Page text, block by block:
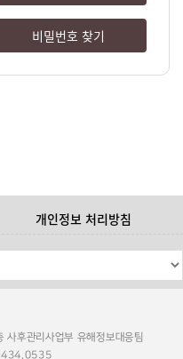
비밀번호 찾기
개인정보 처리방침
후관리사업부 유해정보대응팀